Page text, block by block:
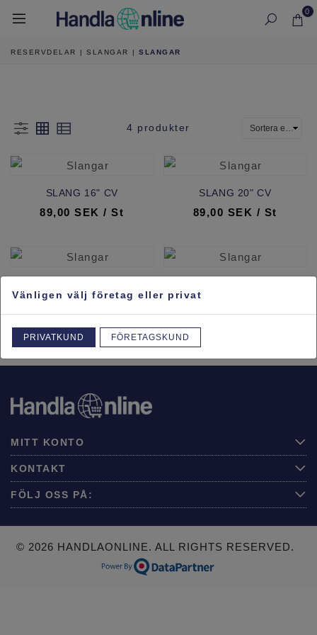
0
RESERVDELAR | SLANGAR | SLANGAR
4 produkter
SLANG 16" CV
89,00 SEK / St
SLANG 20" CV
89,00 SEK / St
89,00 SEK / St
MITT KONTO
KONTAKT
FÖLJ OSS PÅ:
© 2026 HANDLAONLINE. ALL RIGHTS RESERVED.
Vänligen välj företag eller privat
PRIVATKUND FÖRETAGSKUND